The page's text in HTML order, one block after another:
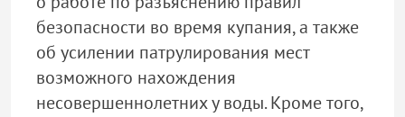
безопасности во время купания, а также
об усилении патрулирования мест
возможного нахождения
несовершеннолетних у воды. Кроме того,